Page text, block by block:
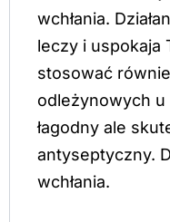
wchłania.
leczy i uspokaja
stosować
odleżynowych u
łagodny ale
antyseptyczny.
wchłania.